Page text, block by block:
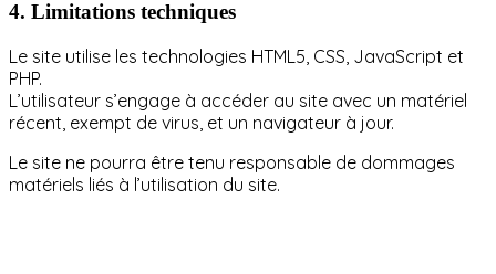
4. Limitations techniques
Le site utilise les technologies HTML5, CSS, JavaScript et
PHP.
L’utilisateur s’engage à accéder au site avec un matériel
récent, exempt de virus, et un navigateur à jour.
Le site ne pourra être tenu responsable de dommages
matériels liés à l’utilisation du site.